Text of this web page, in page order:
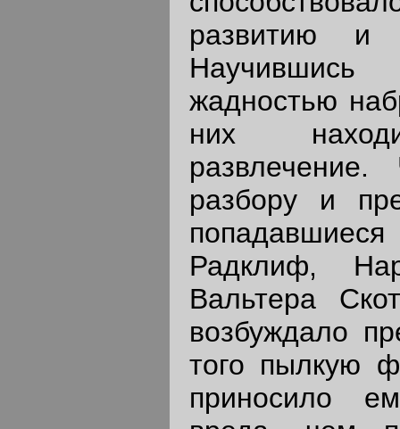
развитию
жадностью
них
разбору и
Радклиф,
Вальтера
возбуждало
того пылкую
приносило